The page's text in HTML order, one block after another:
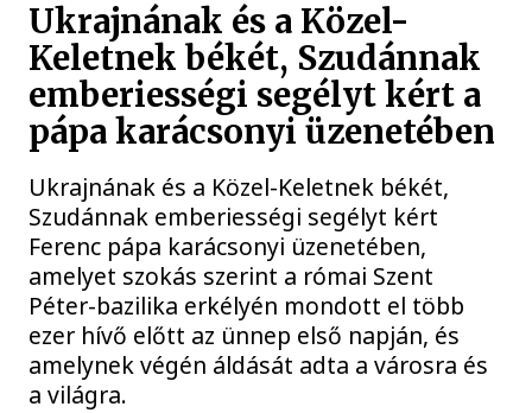
Ukrajnának és a Közel-
Keletnek békét, Szudánnak
emberiességi segélyt kért a
pápa karácsonyi üzenetében
Ukrajnának és a Közel-Keletnek békét,
Szudánnak emberiességi segélyt kért
Ferenc pápa karácsonyi üzenetében,
amelyet szokás szerint a római Szent
Péter-bazilika erkélyén mondott el több
ezer hívő előtt az ünnep első napján, és
amelynek végén áldását adta a városra és
a világra.